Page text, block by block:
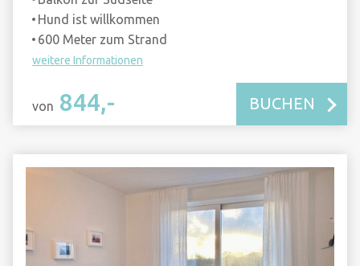
Hund ist willkommen
600 Meter zum Strand
weitere Informationen
von 844,- BUCHEN